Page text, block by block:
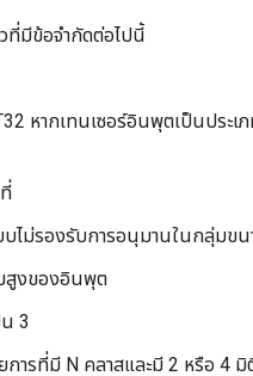
วที่มีข้อจำกัดต่อไปนี้
หากเทนเซอร์อินพุตเป็นประ
ไม่รองรับการอนุมานในกลุ่มข
สูงของอินพุต
3
การที่มี N คลาสและมี 2 หรือ 4